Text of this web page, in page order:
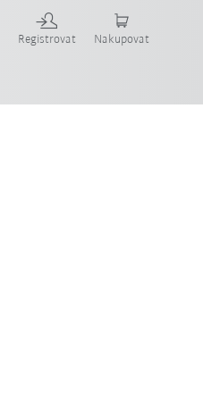
Registrovat Nakupovat